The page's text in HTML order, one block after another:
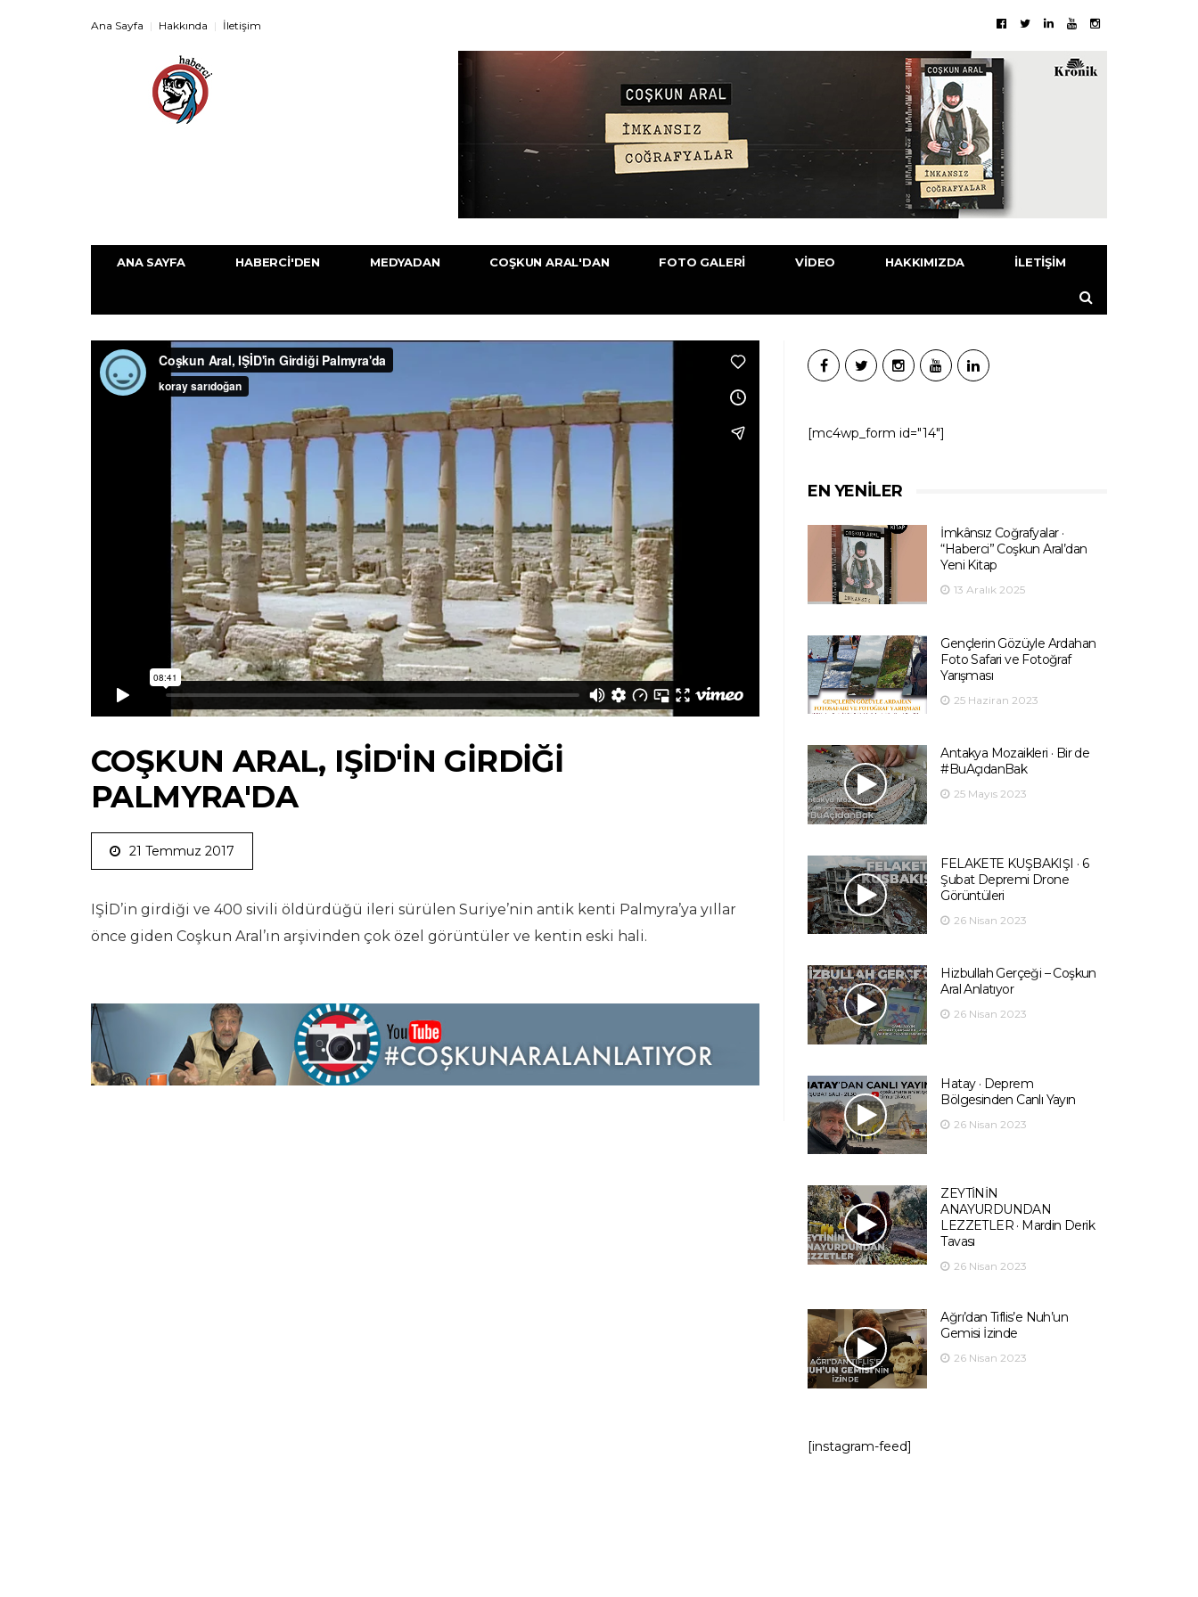
Ana Sayfa Hakkında İletişim
ANA SAYFA HABERCI'DEN MEDYADAN COŞKUN ARAL'DAN FOTO GALERI VIDEO HAKKIMIZDA İLETIŞIM
COŞKUN ARAL, IŞİD'IN GIRDIĞI
PALMYRA'DA
21 Temmuz 2017
IŞİD’in girdiği ve 400 sivili öldürdüğü ileri sürülen Suriye’nin antik kenti Palmyra’ya yıllar
önce giden Coşkun Aral’ın arşivinden çok özel görüntüler ve kentin eski hali.
[mc4wp_form id="14"]
EN YENILER
İmkânsız Coğrafyalar ·
“Haberci” Coşkun Aral’dan
Yeni Kitap
13 Aralık 2025
Gençlerin Gözüyle Ardahan
Foto Safari ve Fotoğraf
Yarışması
25 Haziran 2023
Antakya Mozaikleri · Bir de
#BuAçıdanBak
25 Mayıs 2023
FELAKETE KUŞBAKIŞI · 6
Şubat Depremi Drone
Görüntüleri
26 Nisan 2023
Hizbullah Gerçeği – Coşkun
Aral Anlatıyor
26 Nisan 2023
Hatay · Deprem
Bölgesinden Canlı Yayın
26 Nisan 2023
ZEYTİNİN
ANAYURDUNDAN
LEZZETLER · Mardin Derik
Tavası
26 Nisan 2023
Ağrı’dan Tiflis’e Nuh’un
Gemisi İzinde
26 Nisan 2023
[instagram-feed]